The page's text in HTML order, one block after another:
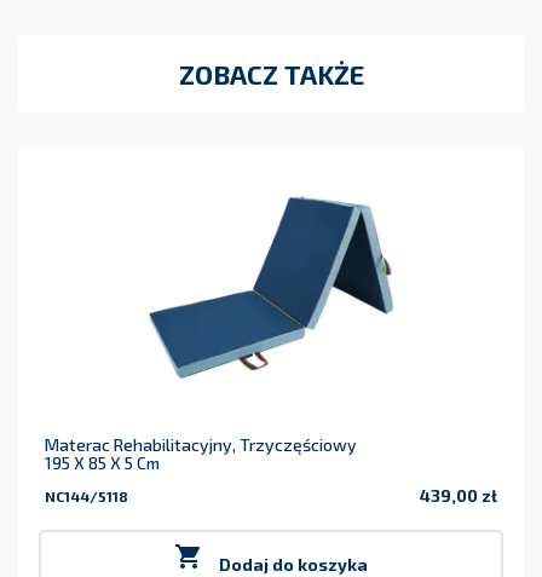
ZOBACZ TAKŻE
Materac Rehabilitacyjny, Trzyczęściowy
195 X 85 X 5 Cm
NC144/5118 439,00 zł
 Dodaj do koszyka